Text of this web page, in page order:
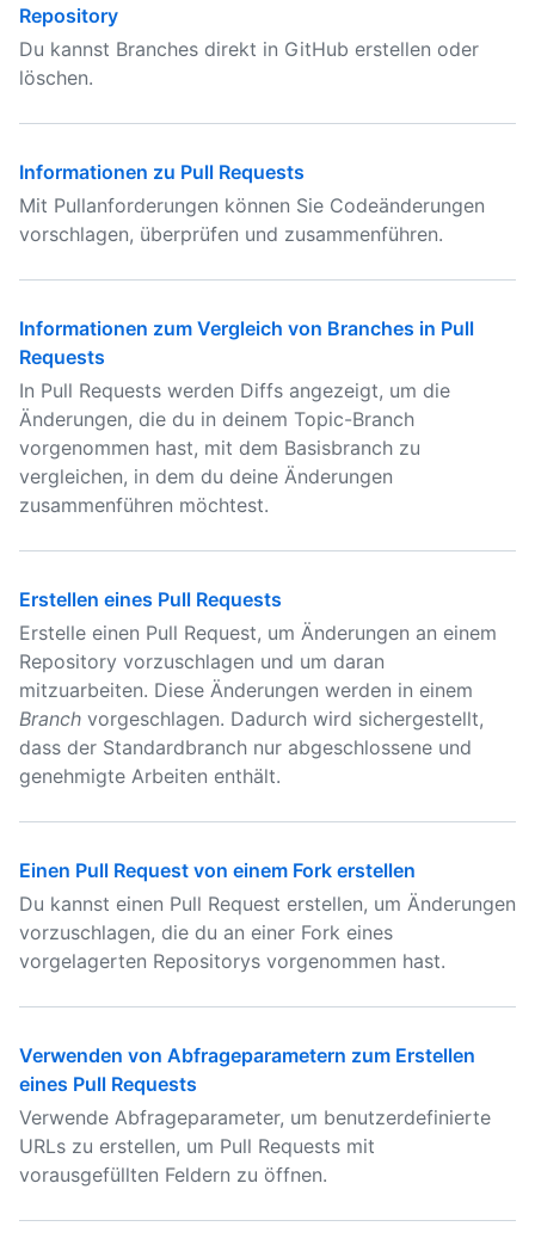
Repository
Du kannst Branches direkt in GitHub erstellen oder
löschen.
Informationen zu Pull Requests
Mit Pullanforderungen können Sie Codeänderungen
vorschlagen, überprüfen und zusammenführen.
Informationen zum Vergleich von Branches in Pull
Requests
In Pull Requests werden Diffs angezeigt, um die
Änderungen, die du in deinem Topic-Branch
vorgenommen hast, mit dem Basisbranch zu
vergleichen, in dem du deine Änderungen
zusammenführen möchtest.
Erstellen eines Pull Requests
Erstelle einen Pull Request, um Änderungen an einem
Repository vorzuschlagen und um daran
mitzuarbeiten. Diese Änderungen werden in einem
Branch vorgeschlagen. Dadurch wird sichergestellt,
dass der Standardbranch nur abgeschlossene und
genehmigte Arbeiten enthält.
Einen Pull Request von einem Fork erstellen
Du kannst einen Pull Request erstellen, um Änderungen
vorzuschlagen, die du an einer Fork eines
vorgelagerten Repositorys vorgenommen hast.
Verwenden von Abfrageparametern zum Erstellen
eines Pull Requests
Verwende Abfrageparameter, um benutzerdefinierte
URLs zu erstellen, um Pull Requests mit
vorausgefüllten Feldern zu öffnen.